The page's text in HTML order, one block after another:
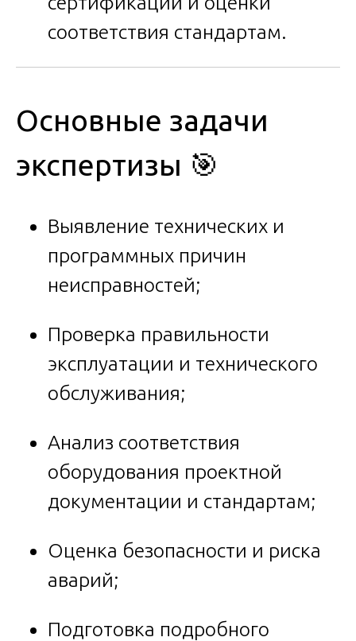
соответствия стандартам.
Основные задачи
экспертизы 🎯
Выявление технических и
программных причин
неисправностей;
Проверка правильности
эксплуатации и технического
обслуживания;
Анализ соответствия
оборудования проектной
документации и стандартам;
Оценка безопасности и риска
аварий;
Подготовка подробного